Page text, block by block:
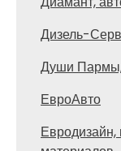
Дизель-
Души
ЕвроАвто
Евродизайн,